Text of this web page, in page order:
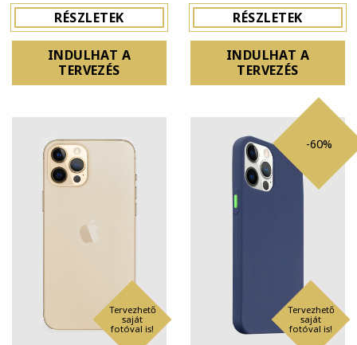
RÉSZLETEK
INDULHAT A
TERVEZÉS
RÉSZLETEK
INDULHAT A
TERVEZÉS
Tervezhető
saját
fotóval is!
-60%
Tervezhető
saját
fotóval is!